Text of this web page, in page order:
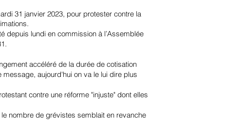
31 janvier 2023, pour protester contre la
s.
depuis lundi en commission à l’Assemblée
accéléré de la durée de cotisation
aujourd'hui on va le lui dire plus
contre une réforme "injuste" dont elles
nombre de grévistes semblait en revanche